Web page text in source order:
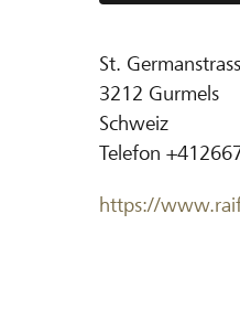
St.
3212 Gurmels
Schweiz
Telefon
https://